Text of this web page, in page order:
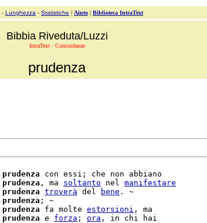
- Lunghezza - Statistiche | Aiuto | Biblioteca IntraText
Bibbia Riveduta/Luzzi
IntraText - Concordanze
prudenza
prudenza con essi; che non abbiano
prudenza , ma soltanto nel manifestare
prudenza troverà del bene . ~
prudenza ; ~
prudenza fa molte estorsioni , ma
prudenza e forza ; ora